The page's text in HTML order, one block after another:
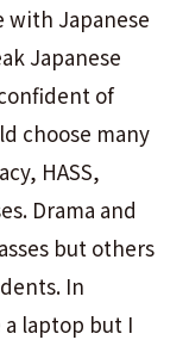
with Japanese
Japanese
of
choose many
HASS,
Drama and
but others
In
a laptop but I